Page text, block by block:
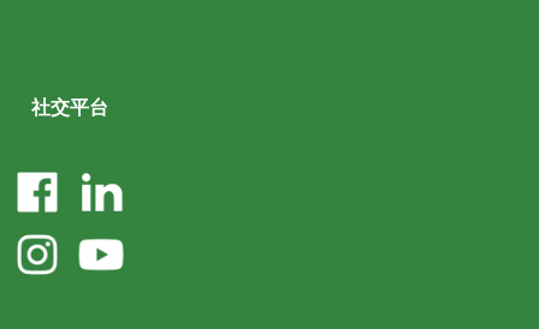
社交平台